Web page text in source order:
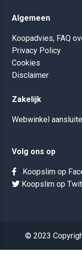
Algemeen
Koopadvies, FAQ
Privacy Policy
Cookies
Disclaimer
Zakelijk
Webwinkel
Volg ons op
Koopslim op
Koopslim op
© 2023